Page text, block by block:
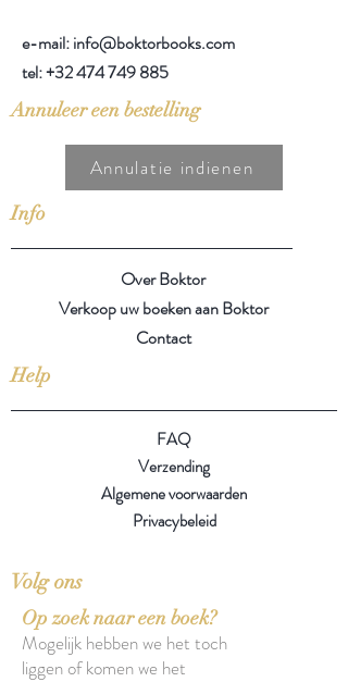
e-mail: info@boktorbooks.com
tel:+32 474 749 885
Annuleer een bestelling
Annulatie indienen
Info
Over Boktor
Verkoop uw boeken aan Boktor
Contact
Help
FAQ
Verzending
Algemene voorwaarden
Privacybeleid
Volg ons
Op zoek naar een boek?
Mogelijk hebben we het toch
liggen of komen we het